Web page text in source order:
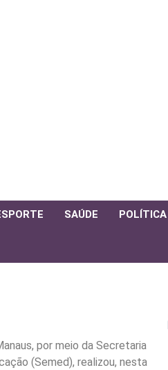
SAÚDE POLÍTICA
por meio da Secretaria
(Semed), realizou, nesta